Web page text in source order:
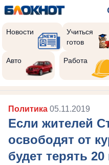
Новости
Учиться
готов
Авто Работа
Политика 05.11.2019
Если жителей
освободят от
будет терять